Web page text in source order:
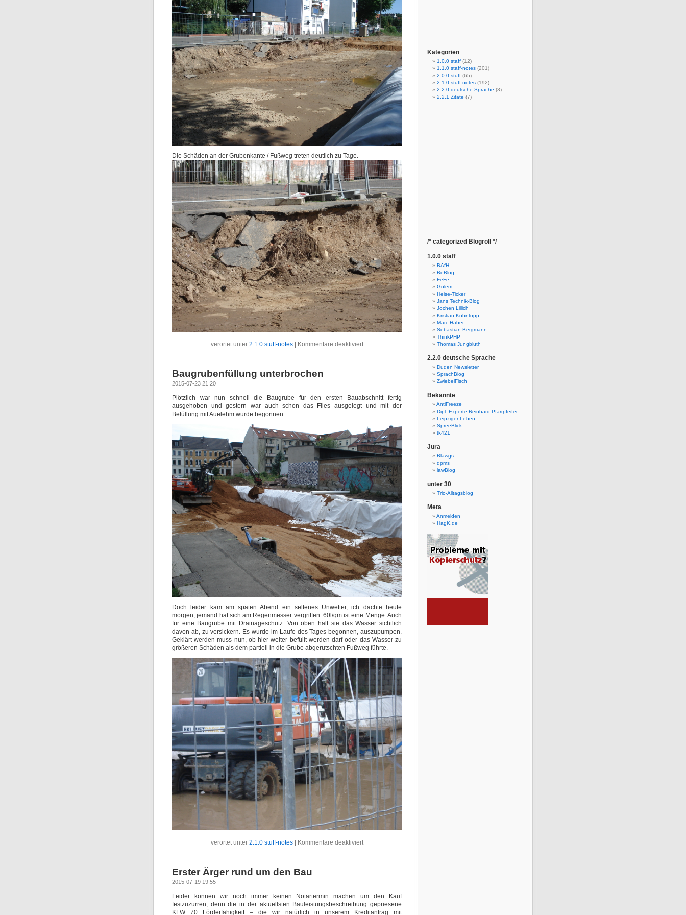
Die Schäden an der Grubenkante / Fußweg treten deutlich zu Tage.
verortet unter 2.1.0 stuff-notes Kommentare deaktiviertfür
Baugrubenfüllung unterbrochen
2015-07-23 21:20
Plötzlich war nun schnell die Baugrube für den ersten Bauabschnitt fertig
ausgehoben und gestern war auch schon das Flies ausgelegt und mit der
Befüllung mit Auelehm wurde begonnen.
Doch leider kam am späten Abend ein seltenes Unwetter, ich dachte heute
morgen, jemand hat sich am Regenmesser vergriffen. 60l/qm ist eine Menge. Auch
für eine Baugrube mit Drainageschutz. Von oben hält sie das Wasser sichtlich
davon ab, zu versickern. Es wurde im Laufe des Tages begonnen, auszupumpen.
Geklärt werden muss nun, ob hier weiter befüllt werden darf oder das Wasser zu
größeren Schäden als dem partiell in die Grube abgerutschten Fußweg führte.
verortet unter 2.1.0 stuff-notes Kommentare deaktiviertfür
Erster Ärger rund um den Bau
2015-07-19 19:55
Leider können wir noch immer keinen Notartermin machen um den Kauf
festzuzurren, denn die in der aktuellsten Bauleistungsbeschreibung gepriesene
KFW 70 Förderfähigkeit – die wir natürlich in unserem Kreditantrag mit
Kategorien
1.0.0 staff (12)
1.1.0 staff-notes (201)
2.0.0 stuff (65)
2.1.0 stuff-notes (192)
2.2.0 deutsche Sprache (3)
2.2.1 Zitate (7)
/* categorized Blogroll */
1.0.0 staff
BAfH
BeBlog
FeFe
Golem
Heise-Ticker
Jans Technik-Blog
Jochen Lillich
Kristian Köhntopp
Marc Haber
Sebastian Bergmann
ThinkPHP
Thomas Jungbluth
2.2.0 deutsche Sprache
Duden Newsletter
SprachBlog
ZwiebelFisch
Bekannte
AntiFreeze
Dipl.-Experte Reinhard Pfarrpfeifer
Leipziger Leben
SpreeBlick
tk421
Jura
Blawgs
dpms
lawBlog
unter 30
Trio-Alltagsblog
Meta
Anmelden
HagK.de